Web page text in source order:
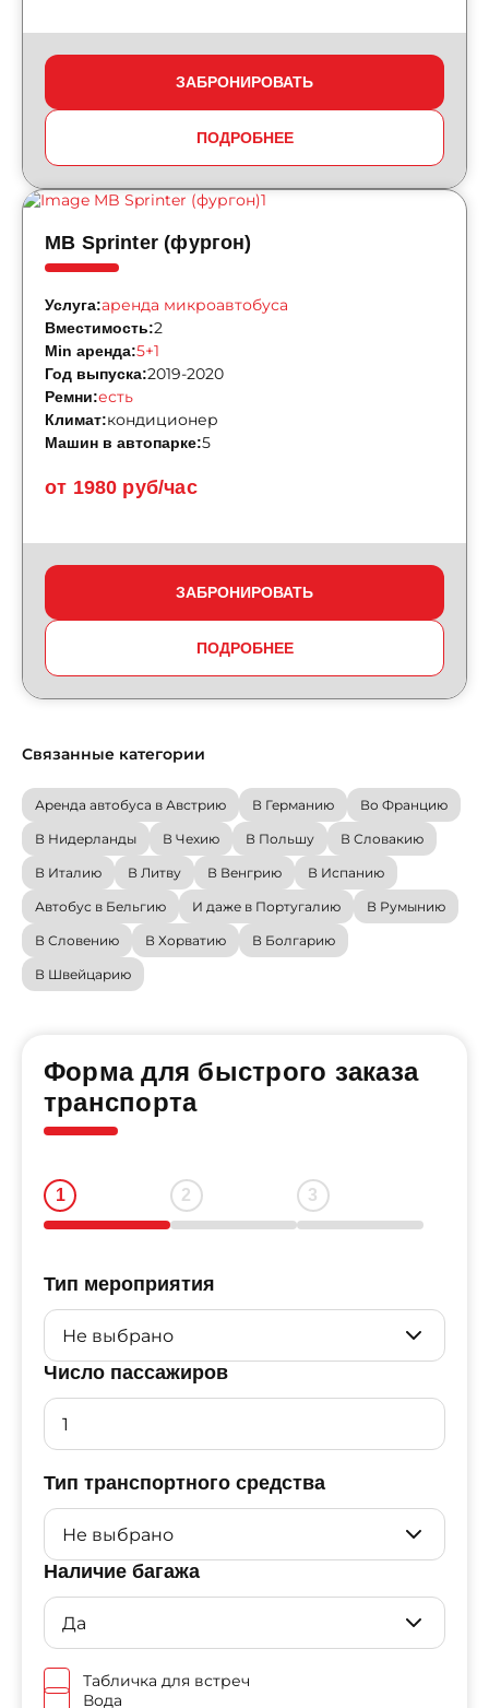
ЗАБРОНИРОВАТЬ
ПОДРОБНЕЕ
MB Sprinter (фургон)
от 1980 руб/час
Услуга:аренда микроавтобуса
Вместимость:2
Min аренда:5+1
Год выпуска:2019-2020
Ремни:есть
Климат:кондиционер
Машин в автопарке:5
ЗАБРОНИРОВАТЬ
ПОДРОБНЕЕ
Связанные категории
Аренда автобуса в Австрию В Германию Во Францию
В Нидерланды В Чехию В Польшу В Словакию
В Италию В Литву В Венгрию В Испанию
Автобус в Бельгию И даже в Португалию В Румынию
В Словению В Хорватию В Болгарию
В Швейцарию
Форма для быстрого заказа
транспорта
Тип мероприятия
Число пассажиров
Тип транспортного средства
Наличие багажа
Табличка для встреч
Вода